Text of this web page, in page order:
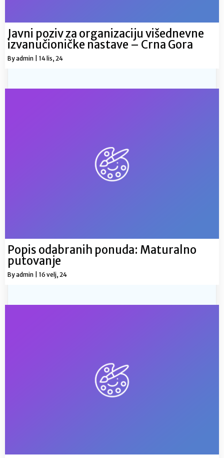
Javni poziv za organizaciju višednevne
izvanučioničke nastave – Crna Gora
Byadmin 14 lis, 24
Popis odabranih ponuda: Maturalno
putovanje
Byadmin 16 velj, 24